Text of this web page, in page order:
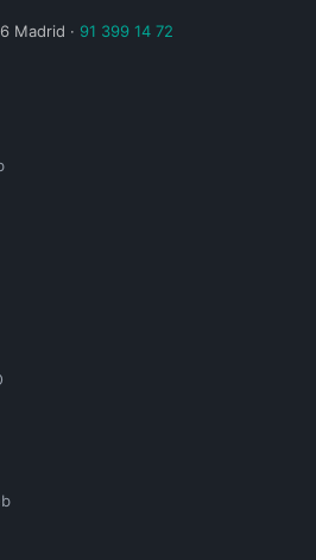
Madrid · 91 399 14 72